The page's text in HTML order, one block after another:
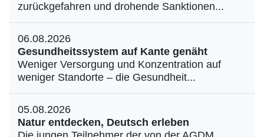
zurückgefahren und drohende Sanktionen...
06.08.2026
Gesundheitssystem auf Kante genäht
Weniger Versorgung und Konzentration auf
weniger Standorte – die Gesundheit...
05.08.2026
Natur entdecken, Deutsch erleben